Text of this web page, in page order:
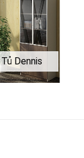
Tủ Dennis